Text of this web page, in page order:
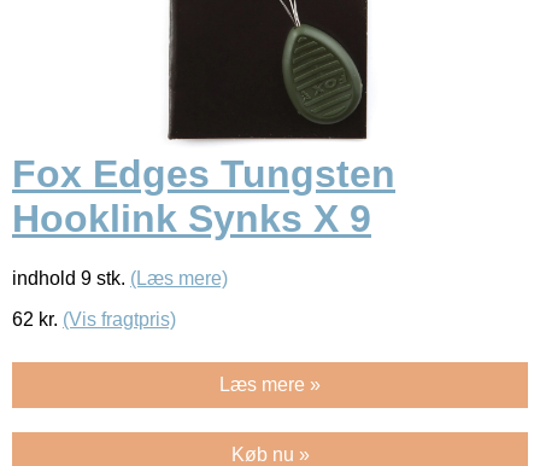
Fox Edges Tungsten
Hooklink Synks X 9
indhold 9 stk. (Læs mere)
62 kr. (Vis fragtpris)
Læs mere »
Køb nu »